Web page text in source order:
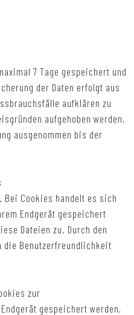
7 Tage gespeichert und
der Daten erfolgt aus
aufklären zu
aufgehoben werden,
ausgenommen bis der
Bei Cookies handelt es sich
Endgerät gespeichert
Dateien zu. Durch den
die Benutzerfreundlichkeit
zur
gespeichert werden,